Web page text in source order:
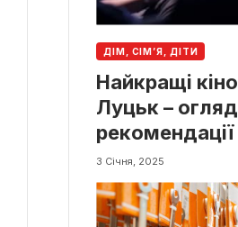
ДІМ, СІМ’Я, ДІТИ
Найкращі
Луцьк –
рекомендації
3 Січня, 2025